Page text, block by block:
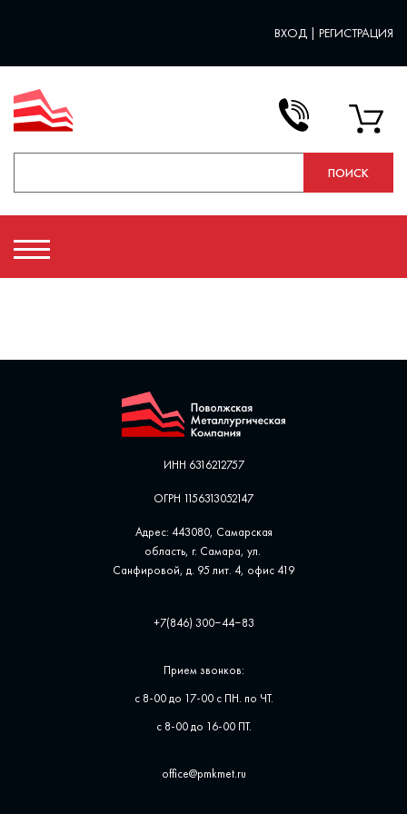
ВХОД | РЕГИСТРАЦИЯ
ИНН 6316212757
ОГРН 1156313052147
Адрес: 443080, Самарская
область, г. Самара, ул. ​
Санфировой, д. 95 лит. 4, офис ​419
+7(846) 300‒44‒83
Прием звонков:
с 8-00 до 17-00 с ПН. по ЧТ.
с 8-00 до 16-00 ПТ.
office@pmkmet.ru